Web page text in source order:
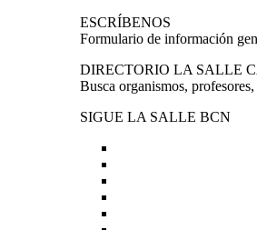
ESCRÍBENOS
Formulario de información
DIRECTORIO LA SALLE
Busca organismos,
SIGUE LA SALLE BCN